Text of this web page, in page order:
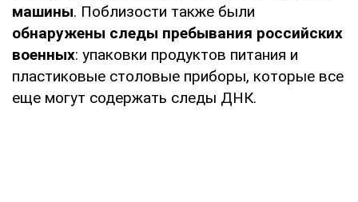
машины. Поблизости также были
обнаружены следы пребывания российских
военных: упаковки продуктов питания и
пластиковые столовые приборы, которые все
еще могут содержать следы ДНК.